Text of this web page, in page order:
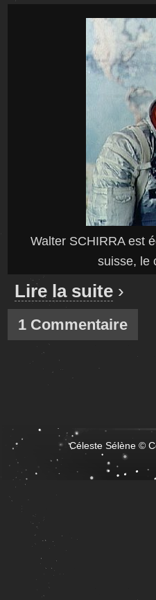
Walter SCHIRRA est
suisse, le
Lire la suite ›
1 Commentaire
Céleste Sélène ©